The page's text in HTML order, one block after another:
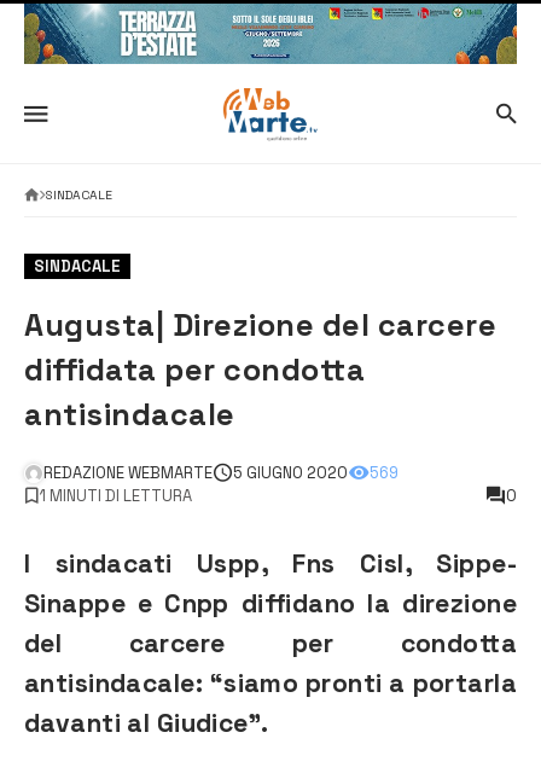
SINDACALE
SINDACALE
Augusta| Direzione del carcere
diffidata per condotta
antisindacale
REDAZIONE WEBMARTE 5 GIUGNO 2020
569
1 MINUTI DI LETTURA
0
I sindacati Uspp, Fns Cisl, Sippe-
Sinappe e Cnpp diffidano la direzione
del carcere per condotta
antisindacale: “siamo pronti a portarla
davanti al Giudice”.